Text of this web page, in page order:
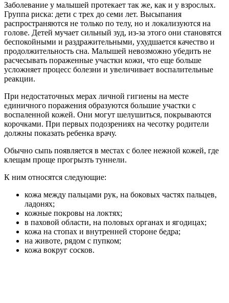
Заболевание у малышей протекает так же, как и у взрослых.
Группа риска: дети с трех до семи лет. Высыпания
распространяются не только по телу, но и локализуются на
голове. Детей мучает сильный зуд, из-за этого они становятся
беспокойными и раздражительными, ухудшается качество и
продолжительность сна. Малышей невозможно убедить не
расчесывать пораженные участки кожи, что еще больше
усложняет процесс болезни и увеличивает воспалительные
реакции.
При недостаточных мерах личной гигиены на месте
единичного поражения образуются большие участки с
воспаленной кожей. Они могут шелушиться, покрываются
корочками. При первых подозрениях на чесотку родители
должны показать ребенка врачу.
Обычно сыпь появляется в местах с более нежной кожей, где
клещам проще прогрызть туннели.
К ним относятся следующие:
кожа между пальцами рук, на боковых частях пальцев,
ладонях;
кожные покровы на локтях;
в паховой области, на половых органах и ягодицах;
кожа на стопах и внутренней стороне бедра;
на животе, рядом с пупком;
кожа вокруг сосков.